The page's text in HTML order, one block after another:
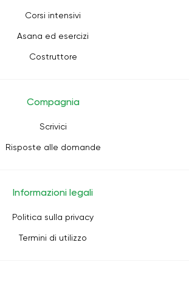
Corsi intensivi
Asana ed esercizi
Costruttore
Compagnia
Scrivici
Risposte alle domande
Informazioni legali
Politica sulla privacy
Termini di utilizzo